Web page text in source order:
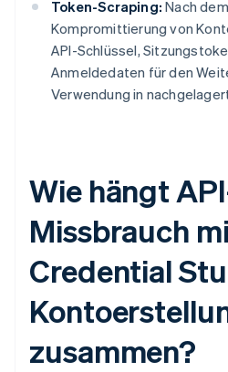
Token-Scraping: Nach
Kompromittierung von
API-Schlüssel,
Anmeldedaten für den
Verwendung in
Wie hängt
Missbrauch
Credential
zusammen?